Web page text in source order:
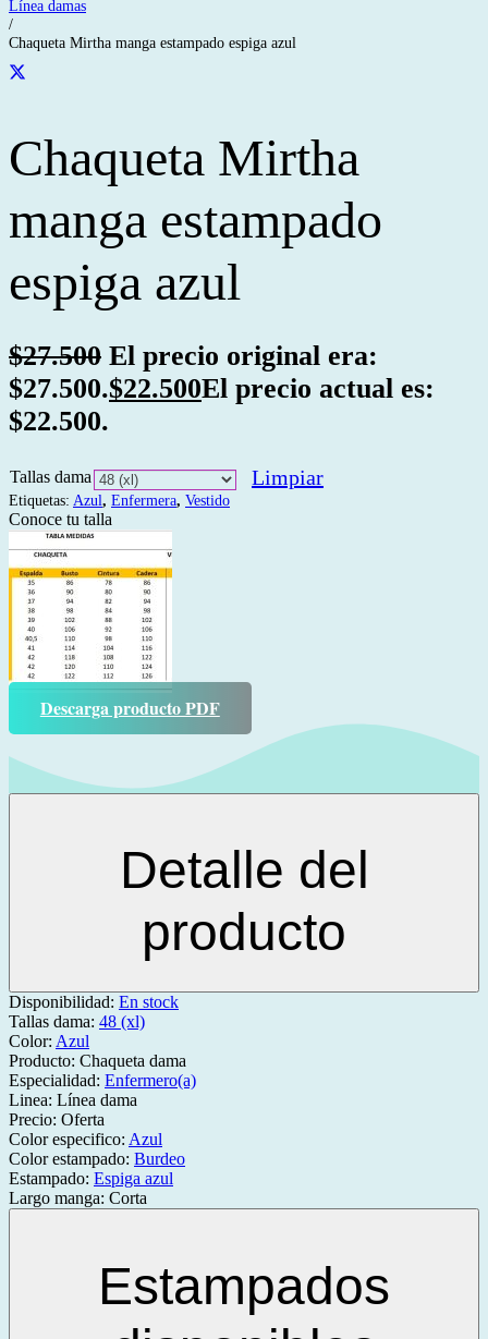
Línea damas
/
Chaqueta Mirtha manga estampado espiga azul
Chaqueta Mirtha
manga estampado
espiga azul
$27.500 El precio original era:
$27.500.$22.500El precio actual es:
$22.500.
Tallas dama Limpiar
Etiquetas: Azul, Enfermera, Vestido
Conoce tu talla
Descarga producto PDF
Detalle del
producto
Disponibilidad: En stock
Tallas dama: 48 (xl)
Color: Azul
Producto: Chaqueta dama
Especialidad: Enfermero(a)
Linea: Línea dama
Precio: Oferta
Color especifico: Azul
Color estampado: Burdeo
Estampado: Espiga azul
Largo manga: Corta
Estampados